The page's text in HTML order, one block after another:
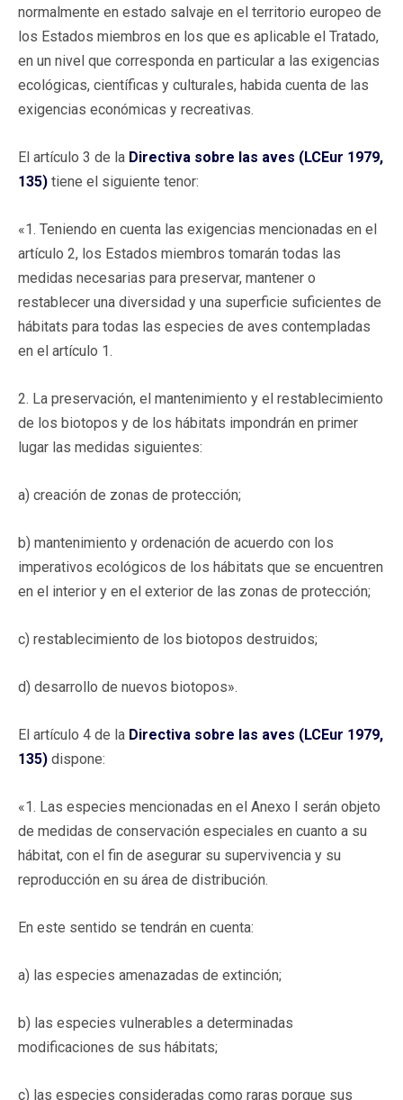
normalmente en estado salvaje en el territorio europeo de
los Estados miembros en los que es aplicable el Tratado,
en un nivel que corresponda en particular a las exigencias
ecológicas, científicas y culturales, habida cuenta de las
exigencias económicas y recreativas.
El artículo 3 de la Directiva sobre las aves (LCEur 1979,
135) tiene el siguiente tenor:
«1. Teniendo en cuenta las exigencias mencionadas en el
artículo 2, los Estados miembros tomarán todas las
medidas necesarias para preservar, mantener o
restablecer una diversidad y una superficie suficientes de
hábitats para todas las especies de aves contempladas
en el artículo 1.
2. La preservación, el mantenimiento y el restablecimiento
de los biotopos y de los hábitats impondrán en primer
lugar las medidas siguientes:
a) creación de zonas de protección;
b) mantenimiento y ordenación de acuerdo con los
imperativos ecológicos de los hábitats que se encuentren
en el interior y en el exterior de las zonas de protección;
c) restablecimiento de los biotopos destruidos;
d) desarrollo de nuevos biotopos».
El artículo 4 de la Directiva sobre las aves (LCEur 1979,
135) dispone:
«1. Las especies mencionadas en el Anexo I serán objeto
de medidas de conservación especiales en cuanto a su
hábitat, con el fin de asegurar su supervivencia y su
reproducción en su área de distribución.
En este sentido se tendrán en cuenta:
a) las especies amenazadas de extinción;
b) las especies vulnerables a determinadas
modificaciones de sus hábitats;
c) las especies consideradas como raras porque sus